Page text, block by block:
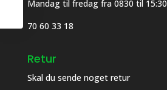
Mandag til fredag fra 0830 til
70 60 33 18
Retur
Skal du sende noget retur
kundeklub, du kan altid let